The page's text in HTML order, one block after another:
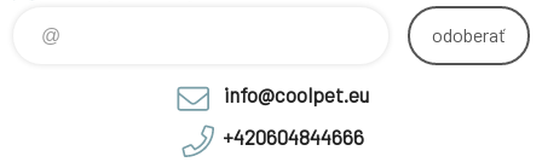
odoberať
info@coolpet.eu
+420604844666